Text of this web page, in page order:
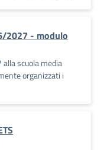
2027 - modulo
scuola media
organizzati i